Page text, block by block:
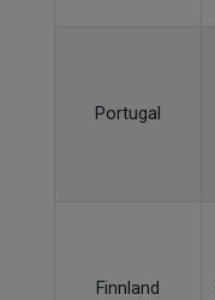
Portugal
Finnland